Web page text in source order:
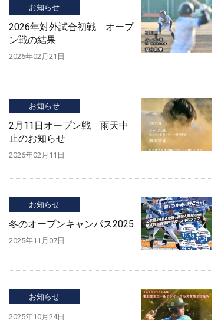
お知らせ
2026年対外試合初戦 オープ
ン戦の結果
2026年02月21日
お知らせ
2月11日オープン戦 雨天中
止のお知らせ
2026年02月11日
お知らせ
冬のオープンキャンパス2025
2025年11月07日
お知らせ
2025年10月24日